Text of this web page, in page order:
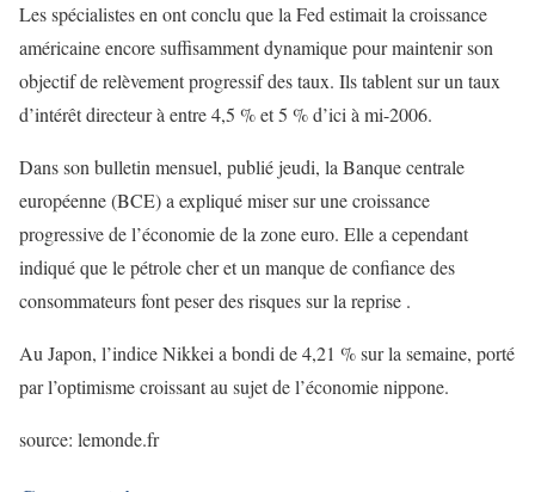
Les spécialistes en ont conclu que la Fed estimait la croissance
américaine encore suffisamment dynamique pour maintenir son
objectif de relèvement progressif des taux. Ils tablent sur un taux
d’intérêt directeur à entre 4,5 % et 5 % d’ici à mi-2006.
Dans son bulletin mensuel, publié jeudi, la Banque centrale
européenne (BCE) a expliqué miser sur une croissance
progressive de l’économie de la zone euro. Elle a cependant
indiqué que le pétrole cher et un manque de confiance des
consommateurs font peser des risques sur la reprise .
Au Japon, l’indice Nikkei a bondi de 4,21 % sur la semaine, porté
par l’optimisme croissant au sujet de l’économie nippone.
source: lemonde.fr